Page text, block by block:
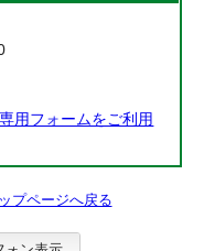
用フォームをご利用
プページへ戻る